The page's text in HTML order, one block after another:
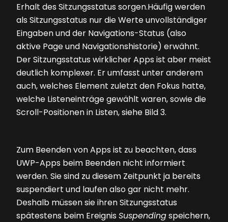
Erhalt des Sitzungsstatus sorgen.Häufig werden
als Sitzungsstatus nur die Werte unvollständiger
Eingaben und der Navigations-Status (also
aktive Page und Navigationshistorie) erwähnt.
Der Sitzungsstatus wirklicher Apps ist aber meist
deutlich komplexer. Er umfasst unter anderem
auch, welches Element zuletzt den Fokus hatte,
welche Listeneinträge gewählt waren, sowie die
Scroll-Positionen in Listen, siehe Bild 3.
Zum Beenden von Apps ist zu beachten, dass
UWP-Apps beim Beenden nicht informiert
werden. Sie sind zu diesem Zeitpunkt ja bereits
suspendiert und laufen also gar nicht mehr.
Deshalb müssen sie ihren Sitzungsstatus
spätestens beim Ereignis Suspendingspeichern,